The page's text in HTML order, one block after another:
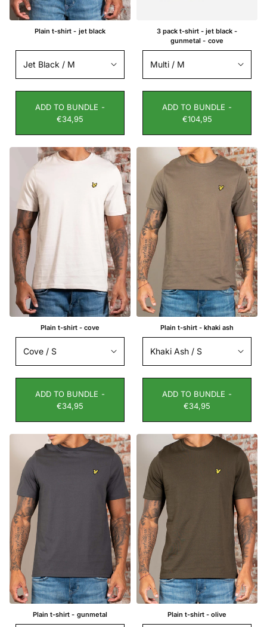
Plain t-shirt - jet black
ADD TO BUNDLE -
€34,95
3 pack t-shirt - jet black -
gunmetal - cove
ADD TO BUNDLE -
€104,95
Plain t-shirt - cove
ADD TO BUNDLE -
€34,95
Plain t-shirt - khaki ash
ADD TO BUNDLE -
€34,95
Plain t-shirt - gunmetal Plain t-shirt - olive